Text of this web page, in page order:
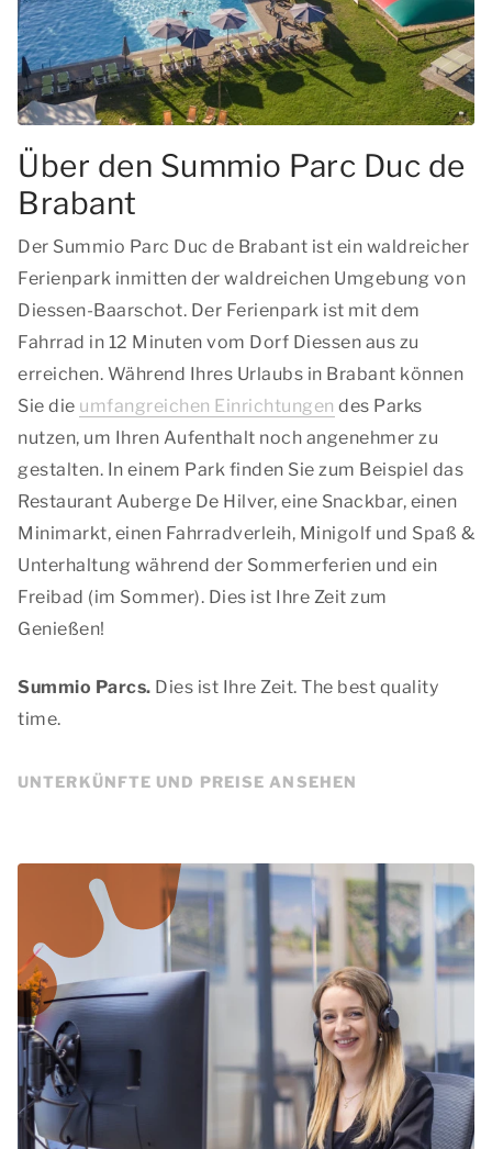
Über den Summio Parc Duc de
Brabant
Der Summio Parc Duc de Brabant ist ein waldreicher
Ferienpark inmitten der waldreichen Umgebung von
Diessen-Baarschot. Der Ferienpark ist mit dem
Fahrrad in 12 Minuten vom Dorf Diessen aus zu
erreichen. Während Ihres Urlaubs in Brabant können
Sie die umfangreichen Einrichtungen des Parks
nutzen, um Ihren Aufenthalt noch angenehmer zu
gestalten. In einem Park finden Sie zum Beispiel das
Restaurant Auberge De Hilver, eine Snackbar, einen
Minimarkt, einen Fahrradverleih, Minigolf und Spaß &
Unterhaltung während der Sommerferien und ein
Freibad (im Sommer). Dies ist Ihre Zeit zum
Genießen!
Summio Parcs. Dies ist Ihre Zeit. The best quality
time.
UNTERKÜNFTE UND PREISE ANSEHEN